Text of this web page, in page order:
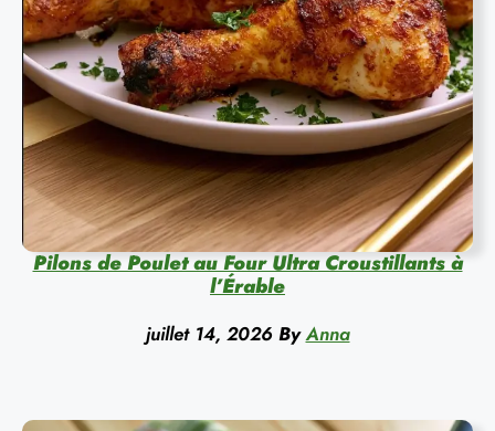
Pilons de Poulet au Four Ultra Croustillants à
l’Érable
juillet 14, 2026 By Anna